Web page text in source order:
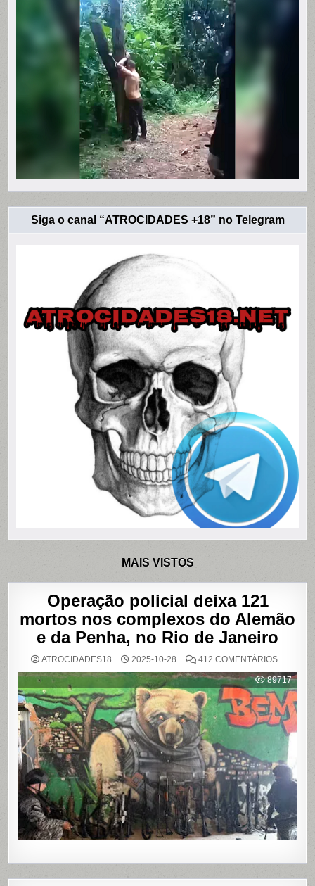
Siga o canal “ATROCIDADES +18” no Telegram
MAIS VISTOS
Operação policial deixa 121
mortos nos complexos do Alemão
e da Penha, no Rio de Janeiro
ATROCIDADES18 2025-10-28 412 COMENTÁRIOSEM
POLICIAL
DEIXA
121
MORTOS
NOS
DO
ALEMÃO
PENHA,
NO
RIO
89717